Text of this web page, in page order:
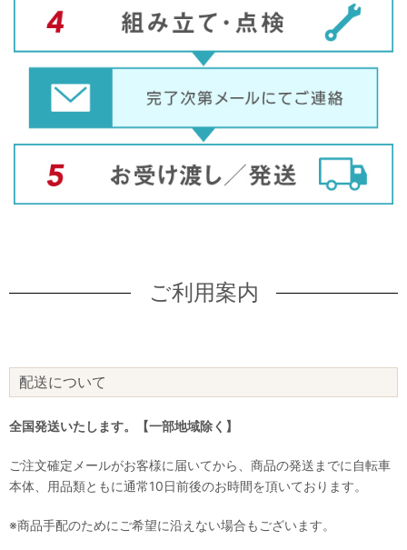
ご利用案内
配送について
全国発送いたします。【一部地域除く】
ご注文確定メールがお客様に届いてから、商品の発送までに自転車
本体、用品類ともに通常10日前後のお時間を頂いております。
※商品手配のためにご希望に沿えない場合もございます。